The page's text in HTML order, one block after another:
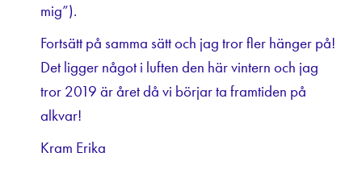
mig”).
Fortsätt på samma sätt och jag tror fler hänger på!
Det ligger något i luften den här vintern och jag
tror 2019 är året då vi börjar ta framtiden på
alkvar!
Kram Erika